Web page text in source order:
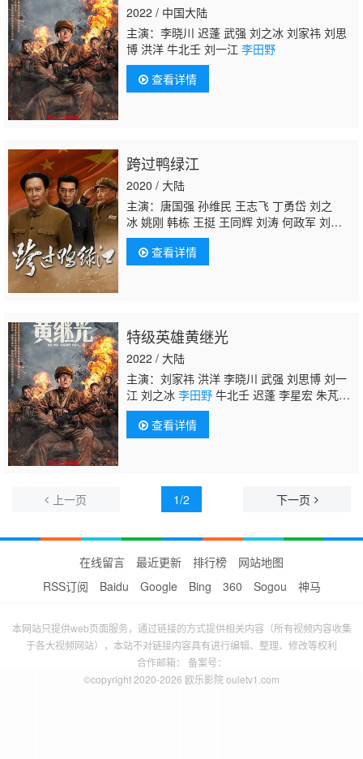
2022 / 中国大陆
主演：李晓川 迟蓬 武强 刘之冰 刘家祎 刘思
博 洪洋 牛北壬 刘一江 李田野
查看详情
跨过鸭绿江
2020 / 大陆
主演：唐国强 孙维民 王志飞 丁勇岱 刘之
冰 姚刚 韩栋 王挺 王同辉 刘涛 何政军 刘
旭 王九胜 奚望 傅亨 李思博 卢玺 徐砡 马
杰 娄宇健 黄诗佳 蒋方婷 吴健 王伍福 郭连
文 卢奇 马晓伟 赵凯 毕海峰 宗平 连奕名 李进
根 徐僧 张铎 张笑君 侯祥玲 刘相麟 赵小川 杨
钧丞 李印 尹键 李海兵 杜相 汪洋 刘川 张页
石 张卫 谢钢 丰声 陶洋 王梓源 黄卫
查看详情
特级英雄黄继光
2022 / 大陆
主演：刘家祎 洪洋 李晓川 武强 刘思博 刘一
江 刘之冰 李田野牛北壬 迟蓬 李星宏 朱芃羽
高博睿 吴俊威 喻浩洋
查看详情
上一页 1/2 下一页
在线留言 最近更新 排行榜
网站地图
RSS订阅
Baidu Google Bing 360 Sogou 神马
本网站只提供web页面服务，通过链接的方式提供相关内容（所有视频内容收集
于各大视频网站），本站不对链接内容具有进行编辑、整理、修改等权利
合作邮箱： 备案号：
©copyright 2020-2026 欧乐影院 ouletv1.com